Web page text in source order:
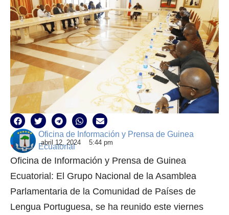
Oficina de Información y Prensa de Guinea
Ecuatorial
abril 12, 2024 5:44 pm
Oficina de Información y Prensa de Guinea
Ecuatorial: El Grupo Nacional de la Asamblea
Parlamentaria de la Comunidad de Países de
Lengua Portuguesa, se ha reunido este viernes